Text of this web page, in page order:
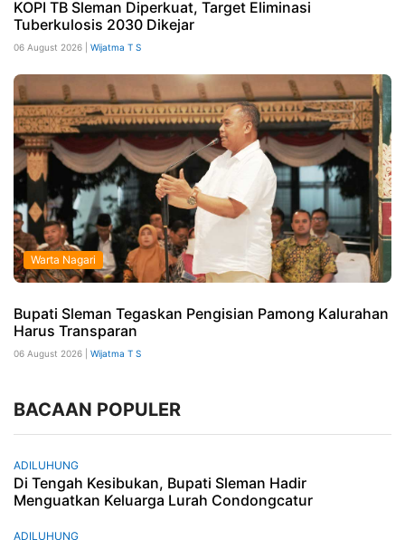
KOPI TB Sleman Diperkuat, Target Eliminasi
Tuberkulosis 2030 Dikejar
06 August 2026 | Wijatma T S
Warta Nagari
Bupati Sleman Tegaskan Pengisian Pamong Kalurahan
Harus Transparan
06 August 2026 | Wijatma T S
BACAAN POPULER
ADILUHUNG
Di Tengah Kesibukan, Bupati Sleman Hadir
Menguatkan Keluarga Lurah Condongcatur
ADILUHUNG